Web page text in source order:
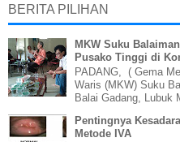
BERITA PILIHAN
MKW Suku
Pusako Tinggi di
PADANG, ( Gema
Waris (MKW) Suku
Balai Gadang, Lubuk
Pentingnya
Metode IVA